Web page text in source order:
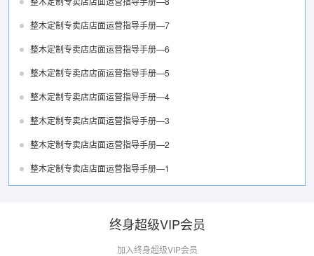
整木定制专卖店店面运营指导手册—7
整木定制专卖店店面运营指导手册—6
整木定制专卖店店面运营指导手册—5
整木定制专卖店店面运营指导手册—4
整木定制专卖店店面运营指导手册—3
整木定制专卖店店面运营指导手册—2
整木定制专卖店店面运营指导手册—1
终身超级VIP会员
加入终身超级VIP会员